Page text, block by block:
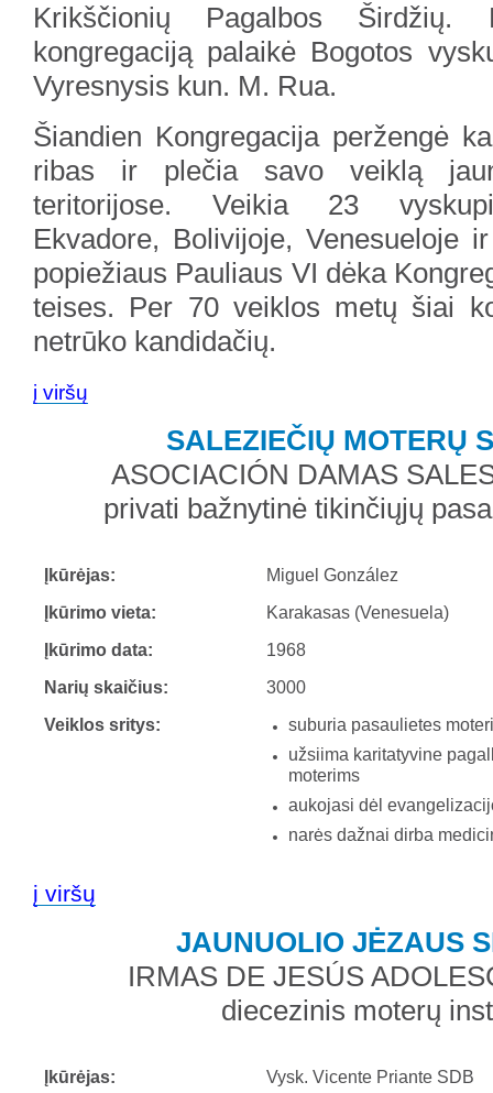
Krikščionių Pagalbos
kongregaciją palaikė Bogotos
Vyresnysis kun. M. Rua.
Šiandien Kongregacija peržengė
ribas ir plečia savo veiklą
teritorijose. Veikia 23
Ekvadore, Bolivijoje, Venesueloje
popiežiaus Pauliaus VI dėka
teises. Per 70 veiklos metų šiai
netrūko kandidačių.
į viršų
SALEZIEČIŲ MOTERŲ
ASOCIACIÓN DAMAS
privati bažnytinė tikinčiųjų
Įkūrėjas:
Įkūrimo vieta:
Įkūrimo data:
Narių skaičius:
Veiklos sritys:
Miguel González
Karakasas (Venesuela)
1968
3000
suburia pasaulietes
užsiima karitatyvine
moterims
aukojasi dėl
narės dažnai dirba
į viršų
JAUNUOLIO JĖZAUS
IRMAS DE JESÚS
diecezinis moterų
Įkūrėjas:
Vysk. Vicente Priante SDB